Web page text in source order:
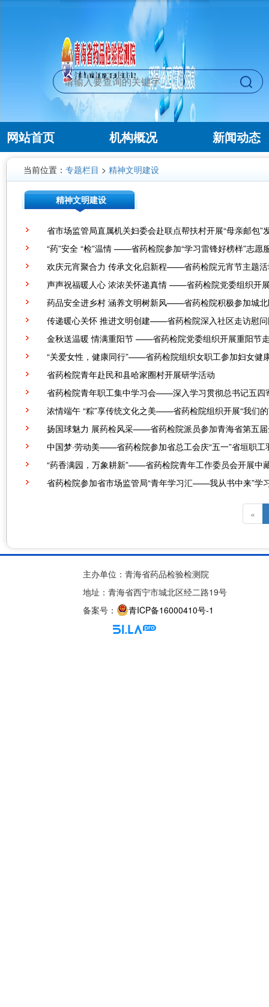
网站首页 机构概况 新闻动态
当前位置： 专题栏目 > 精神文明建设
精神文明建设
省市场监管局直属机关妇委会赴联点帮扶村开展“母亲邮包”
“药”安全 “检”温情 ——省药检院参加“学习雷锋好榜样”志愿
欢庆元宵聚合力 传承文化启新程——省药检院元宵节主题
声声祝福暖人心 浓浓关怀递真情 ——省药检院党委组织开
药品安全进乡村 涵养文明树新风——省药检院积极参加城
传递暖心关怀 推进文明创建——省药检院深入社区走访慰
金秋送温暖 情满重阳节 ——省药检院党委组织开展重阳节
“关爱女性，健康同行”——省药检院组织女职工参加妇女健
省药检院青年赴民和县哈家圈村开展研学活动
省药检院青年职工集中学习会——深入学习贯彻总书记五四
浓情端午 “粽”享传统文化之美——省药检院组织开展“我们
扬国球魅力 展药检风采——省药检院派员参加青海省第五
中国梦·劳动美——省药检院参加省总工会庆“五一”省垣职工
“药香满园，万象耕新”——省药检院青年工作委员会开展中
省药检院参加省市场监管局“青年学习汇——我从书中来”学
«
主办单位：青海省药品检验检测院
地址：青海省西宁市城北区经二路19号
备案号：
青ICP备16000410号-1